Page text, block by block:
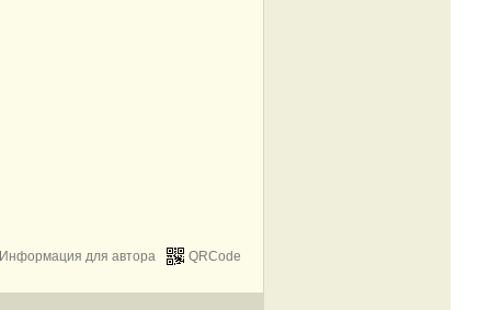
QRCode
Информация для автора